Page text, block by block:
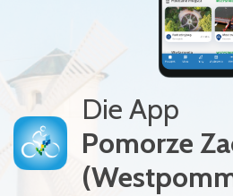
Die App
Pomorze